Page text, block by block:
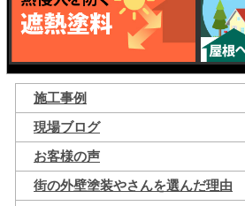
施工事例
現場ブログ
お客様の声
街の外壁塗装やさんを選んだ理由